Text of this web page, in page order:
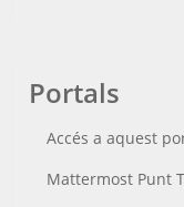
Portals
Accés a aquest
Mattermost Punt